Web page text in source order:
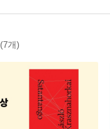
(7개)